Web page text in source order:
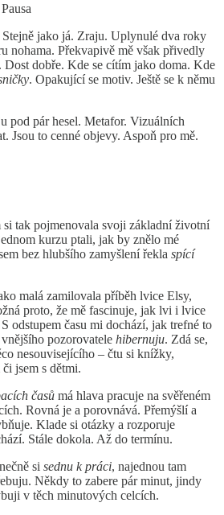
jako já. Zraju. Uplynulé dva roky
nohama. Překvapivě mě však přivedly
Dost dobře. Kde se cítím jako doma. Kde
. Opakující se motiv. Ještě se k němu
pod pár hesel. Metafor. Vizuálních
Jsou to cenné objevy. Aspoň pro mě.
tak pojmenovala svoji základní životní
kurzu ptali, jak by znělo mé
bez hlubšího zamyšlení řekla spící
malá zamilovala příběh lvice Elsy,
proto, že mě fascinuje, jak lvi i lvice
odstupem času mi dochází, jak trefné to
pozorovatele hibernuju. Zdá se,
nesouvisejícího – čtu si knížky,
jsem s dětmi.
časů má hlava pracuje na svěřeném
Rovná je a porovnává. Přemýšlí a
Klade si otázky a rozporuje
Stále dokola. Až do termínu.
si sednu k práci, najednou tam
Někdy to zabere pár minut, jindy
v těch minutových celcích.